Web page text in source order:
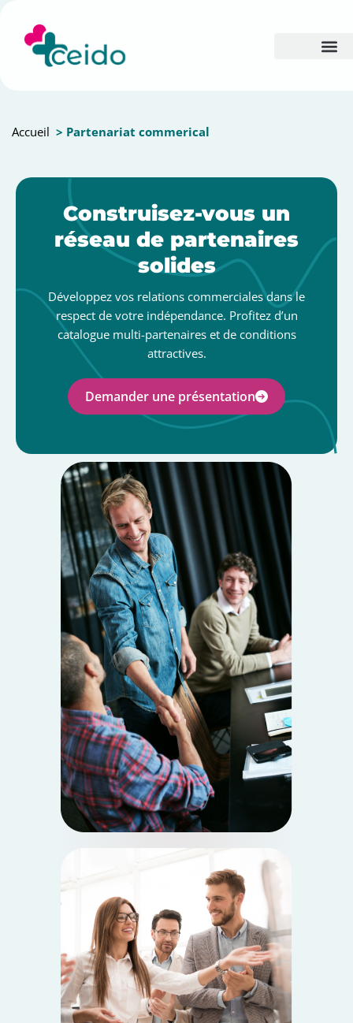
Accueil > Partenariat commerical
Construisez-vous un
réseau de partenaires
solides
Développez vos relations commerciales dans le
respect de votre indépendance. Profitez d’un
catalogue multi-partenaires et de conditions
attractives.
Demander une présentation